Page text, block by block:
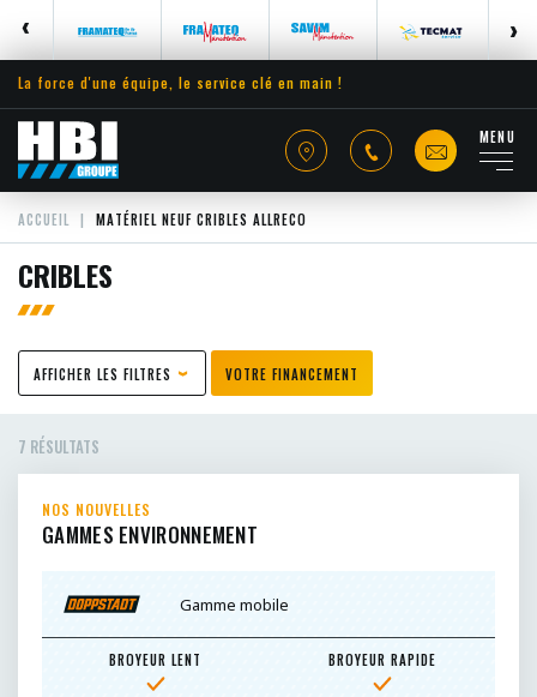
La force d'une équipe, le service clé en main !
MENU
ACCUEIL MATÉRIEL NEUF CRIBLES ALLRECO
CRIBLES
AFFICHER LES FILTRES VOTRE FINANCEMENT
7 RÉSULTATS
NOS NOUVELLES
GAMMES ENVIRONNEMENT
Gamme mobile
BROYEUR LENT BROYEUR RAPIDE